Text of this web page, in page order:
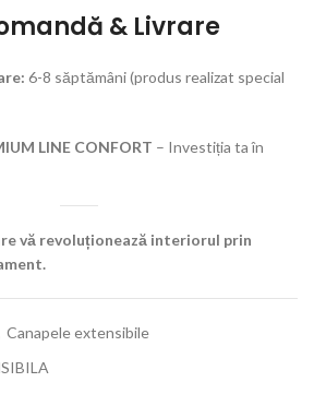
& Livrare
6-8 săptămâni (produs realizat special
LINE CONFORT – Investiția ta în
vă revoluționează interiorul prin
Canapele extensibile